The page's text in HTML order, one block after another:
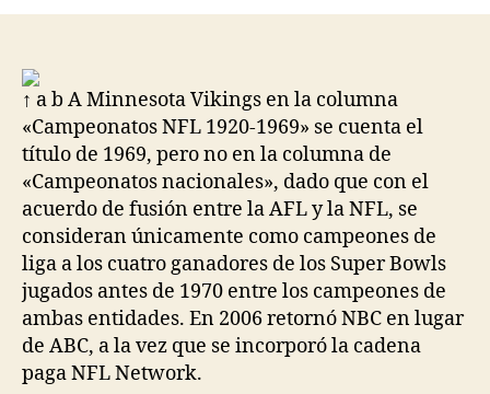
↑ a b A Minnesota Vikings en la columna
«Campeonatos NFL 1920-1969» se cuenta el
título de 1969, pero no en la columna de
«Campeonatos nacionales», dado que con el
acuerdo de fusión entre la AFL y la NFL, se
consideran únicamente como campeones de
liga a los cuatro ganadores de los Super Bowls
jugados antes de 1970 entre los campeones de
ambas entidades. En 2006 retornó NBC en lugar
de ABC, a la vez que se incorporó la cadena
paga NFL Network.